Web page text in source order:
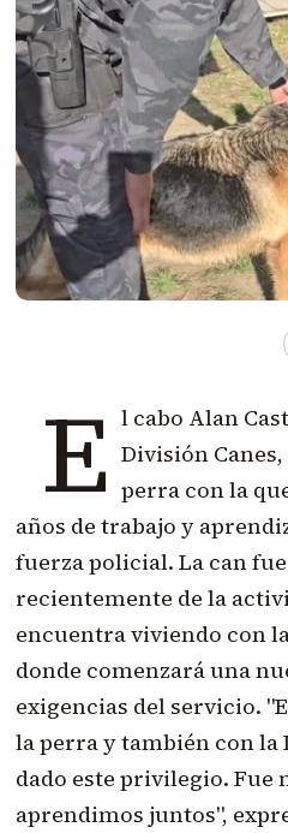
E l cabo Alan
División
perra con la
años de trabajo y
fuerza policial. La can
recientemente de la
encuentra viviendo con
donde comenzará una
exigencias del servicio.
la perra y también con
dado este privilegio.
aprendimos juntos",